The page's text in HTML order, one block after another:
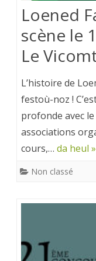
Loened
scène le
Le
L’histoire de
festoù-noz !
profonde avec
associations
cours,… da heul »
Non classé